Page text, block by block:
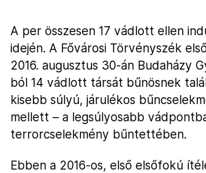
A per összesen 17 vádlott ellen
idején. A Fővárosi Törvényszék
2016. augusztus 30-án Budaházy
ból 14 vádlott társát bűnösnek
kisebb súlyú, járulékos
mellett – a legsúlyosabb
terrorcselekmény bűntettében.
Ebben a 2016-os, első elsőfokú